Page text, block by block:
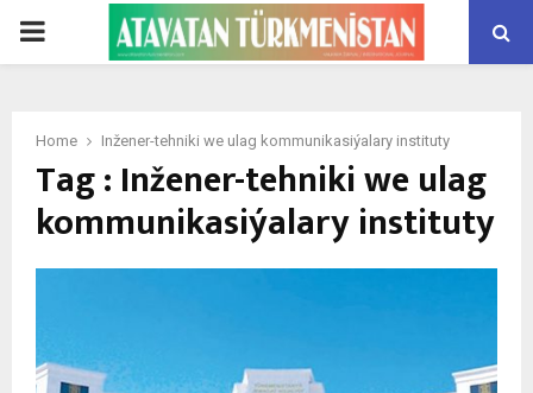
PRIMARY
Home Inžener-tehniki we ulag kommunikasiýalary instituty
Tag : Inžener-tehniki we ulag
kommunikasiýalary instituty